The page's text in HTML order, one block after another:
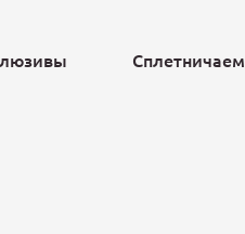
Сплетничаем